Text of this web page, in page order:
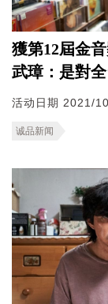
獲第12屆金
武璋：是對
活动日期 2021/
诚品新闻